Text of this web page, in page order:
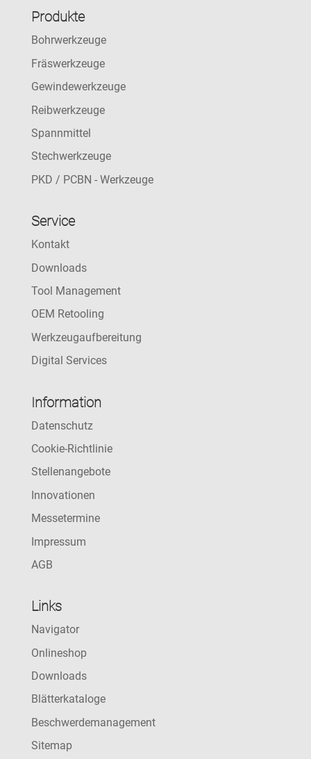
Produkte
Bohrwerkzeuge
Fräswerkzeuge
Gewindewerkzeuge
Reibwerkzeuge
Spannmittel
Stechwerkzeuge
PKD / PCBN - Werkzeuge
Service
Kontakt
Downloads
Tool Management
OEM Retooling
Werkzeugaufbereitung
Digital Services
Information
Datenschutz
Cookie-Richtlinie
Stellenangebote
Innovationen
Messetermine
Impressum
AGB
Links
Navigator
Onlineshop
Downloads
Blätterkataloge
Beschwerdemanagement
Sitemap